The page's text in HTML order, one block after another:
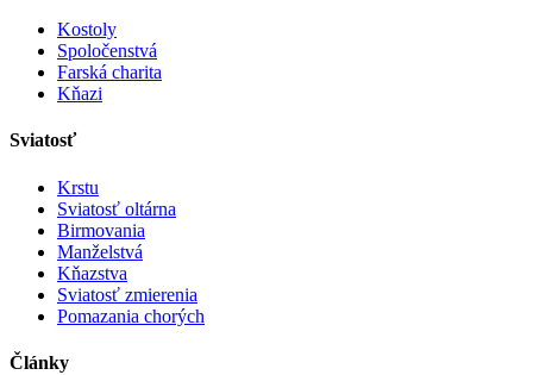
Kostoly
Spoločenstvá
Farská charita
Kňazi
Sviatosť
Krstu
Sviatosť oltárna
Birmovania
Manželstvá
Kňazstva
Sviatosť zmierenia
Pomazania chorých
Články